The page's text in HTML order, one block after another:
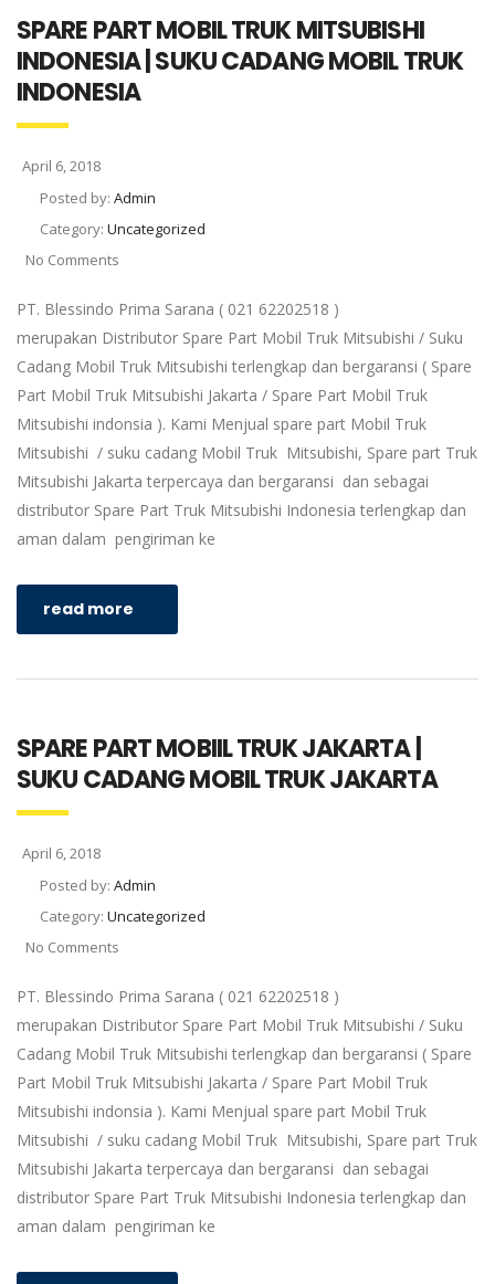
SPARE PART MOBIL TRUK MITSUBISHI
INDONESIA | SUKU CADANG MOBIL TRUK
INDONESIA
April 6, 2018
Posted by: Admin
Category: Uncategorized
No Comments
PT. Blessindo Prima Sarana ( 021 62202518 )
merupakan Distributor Spare Part Mobil Truk Mitsubishi / Suku
Cadang Mobil Truk Mitsubishi terlengkap dan bergaransi ( Spare
Part Mobil Truk Mitsubishi Jakarta / Spare Part Mobil Truk
Mitsubishi indonsia ). Kami Menjual spare part Mobil Truk
Mitsubishi / suku cadang Mobil Truk Mitsubishi, Spare part Truk
Mitsubishi Jakarta terpercaya dan bergaransi dan sebagai
distributor Spare Part Truk Mitsubishi Indonesia terlengkap dan
aman dalam pengiriman ke
read more
SPARE PART MOBIIL TRUK JAKARTA |
SUKU CADANG MOBIL TRUK JAKARTA
April 6, 2018
Posted by: Admin
Category: Uncategorized
No Comments
PT. Blessindo Prima Sarana ( 021 62202518 )
merupakan Distributor Spare Part Mobil Truk Mitsubishi / Suku
Cadang Mobil Truk Mitsubishi terlengkap dan bergaransi ( Spare
Part Mobil Truk Mitsubishi Jakarta / Spare Part Mobil Truk
Mitsubishi indonsia ). Kami Menjual spare part Mobil Truk
Mitsubishi / suku cadang Mobil Truk Mitsubishi, Spare part Truk
Mitsubishi Jakarta terpercaya dan bergaransi dan sebagai
distributor Spare Part Truk Mitsubishi Indonesia terlengkap dan
aman dalam pengiriman ke